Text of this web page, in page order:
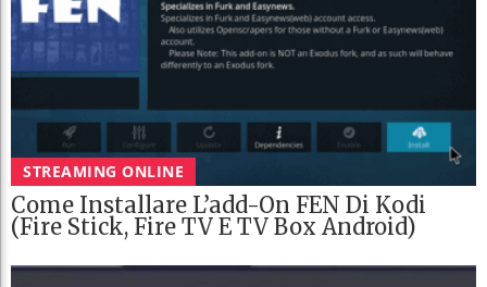
STREAMING ONLINE
Come Installare L’add-On FEN Di Kodi
(Fire Stick, Fire TV E TV Box Android)